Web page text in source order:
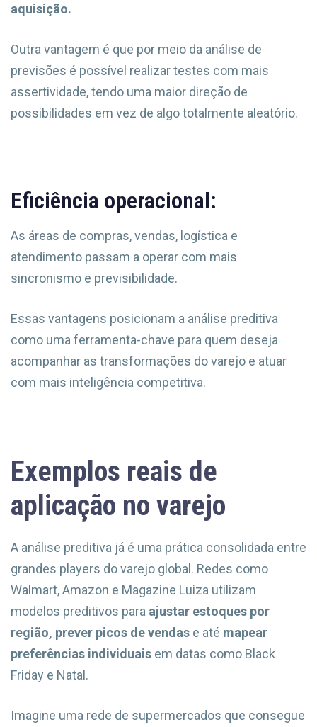
aquisição.
Outra vantagem é que por meio da análise de
previsões é possível realizar testes com mais
assertividade, tendo uma maior direção de
possibilidades em vez de algo totalmente aleatório.
Eficiência operacional:
As áreas de compras, vendas, logística e
atendimento passam a operar com mais
sincronismo e previsibilidade.
Essas vantagens posicionam a análise preditiva
como uma ferramenta-chave para quem deseja
acompanhar as transformações do varejo e atuar
com mais inteligência competitiva.
Exemplos reais de
aplicação no varejo
A análise preditiva já é uma prática consolidada entre
grandes players do varejo global. Redes como
Walmart, Amazon e Magazine Luiza utilizam
modelos preditivos para ajustar estoques por
região, prever picos de vendas e até mapear
preferências individuais em datas como Black
Friday e Natal.
Imagine uma rede de supermercados que consegue